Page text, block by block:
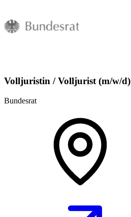
Volljuristin / Volljurist (m/w/d)
Bundesrat